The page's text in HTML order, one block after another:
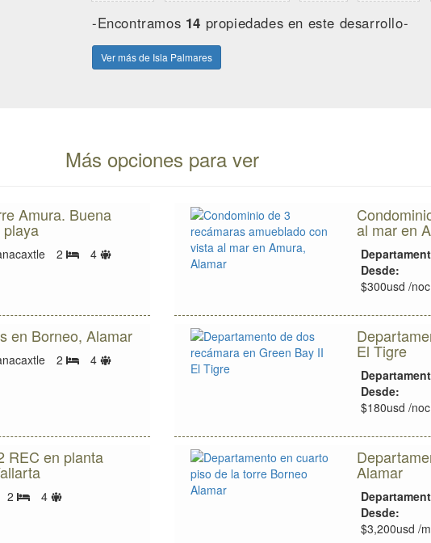
-Encontramos 14 propiedades en este desarrollo-
Ver más de Isla Palmares
Más opciones para ver
Amura. Buena
2 Bedrooms
4
Límite
al mar en
Desde:
$300usd /
en Borneo, Alamar
2 Bedrooms
4
Límite
El Tigre
Desde:
$180usd /
REC en planta
2 Bedrooms
4
Límite
Alamar
Desde:
$3,200usd /